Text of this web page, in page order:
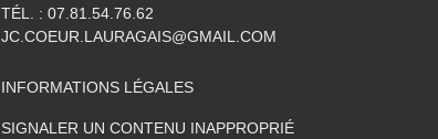
TÉL. : 07.81.54.76.62
JC.COEUR.LAURAGAIS@GMAIL.COM
INFORMATIONS LÉGALES
SIGNALER UN CONTENU INAPPROPRIÉ